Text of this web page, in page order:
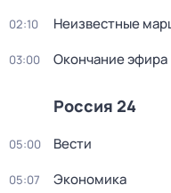
02:10 Неизвестные
03:00 Окончание эфира
Россия 24
05:00 Вести
05:07 Экономика